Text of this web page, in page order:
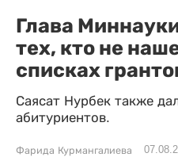
Глава
тех, кто не
списках
Саясат Нурбек также
абитуриентов.
Фарида Курмангалиева